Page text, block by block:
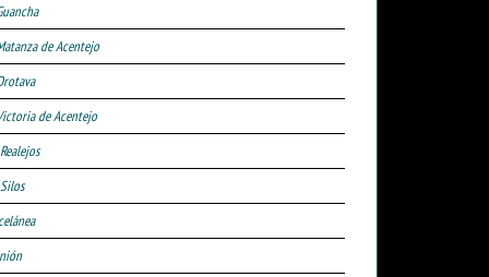
de Acentejo
de Acentejo